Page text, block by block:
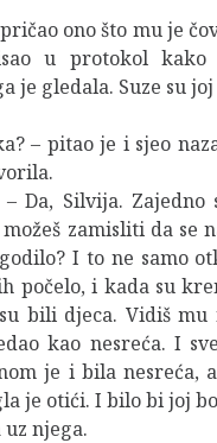
ono što mu je
u protokol kako
je gledala. Suze su
– pitao je i sjeo
Da, Silvija. Zajedno
zamisliti da se
I to ne samo
počelo, i kada su
bili djeca. Vidiš
kao nesreća. I
je i bila nesreća,
je otići. I bilo bi joj
njega.